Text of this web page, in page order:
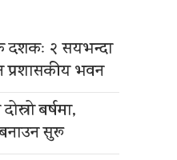
दशकः २ सयभन्दा
प्रशासकीय भवन
बर्षमा,
सुरू